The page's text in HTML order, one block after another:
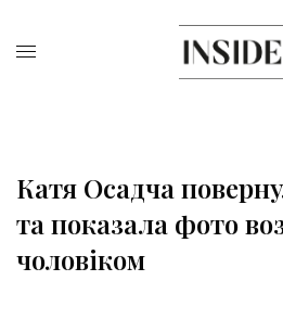
Катя Осадча
та показала фото
чоловіком